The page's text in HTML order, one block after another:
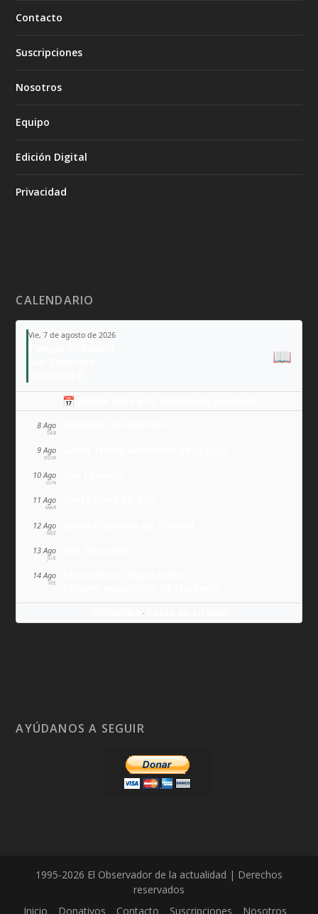
Contacto
Suscripciones
Nosotros
Equipo
Edición Digital
Privacidad
CALENDARIO
Vie, 7 de agosto de 2026
📖
📅 Añade todo a tu calendario personal
8 Ago
SÁB
9 Ago
DOM
10 Ago
LUN
11 Ago
MAR
12 Ago
MIÉ
13 Ago
JUE
14 Ago
VIE
·
AYÚDANOS A SEGUIR
1995-2026 El Observador de la actualidad | Derechos
reservados
Inicio
Donativos Contacto Suscripciones Nosotros